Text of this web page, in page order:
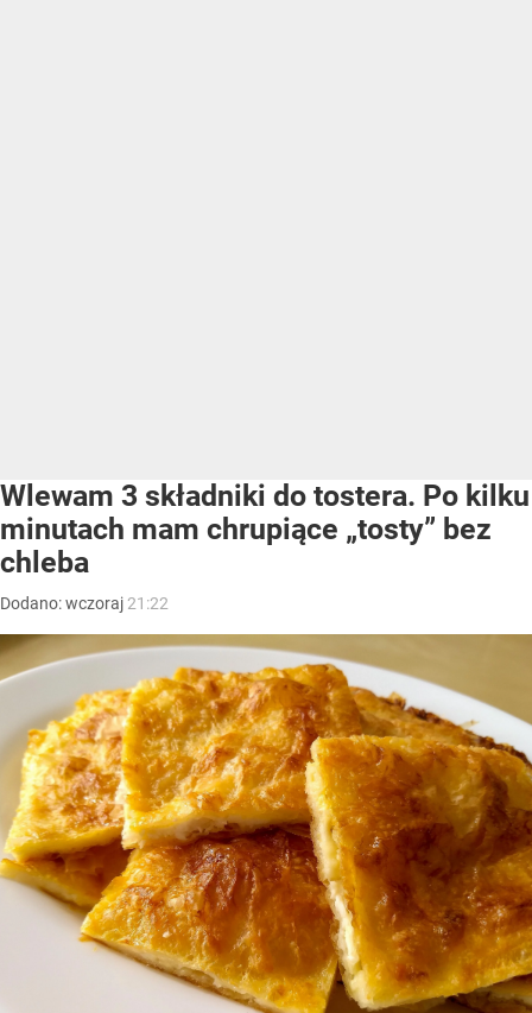
Wlewam 3 składniki do tostera. Po kilku
minutach mam chrupiące „tosty” bez
chleba
Dodano:wczoraj 21:22